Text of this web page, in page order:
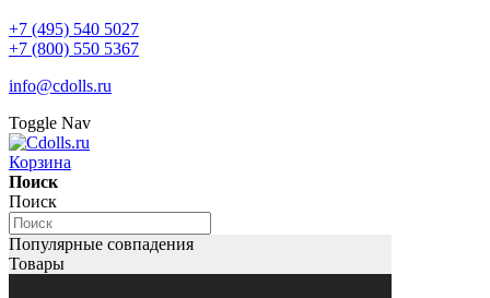
+7 (495) 540 5027
+7 (800) 550 5367
info@cdolls.ru
Toggle Nav
Корзина
Поиск
Поиск
Популярные совпадения
Товары